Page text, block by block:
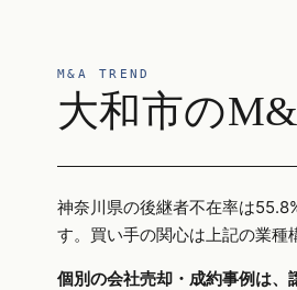
M&A TREND
大和市の
神奈川県の後継者不在率は
す。買い手の関心は上記の業種
個別の会社売却・成約事例は、